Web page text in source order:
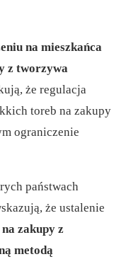
na mieszkańca
z tworzywa
że regulacja
toreb na zakupy
ograniczenie
państwach
że ustalenie
zakupy z
metodą